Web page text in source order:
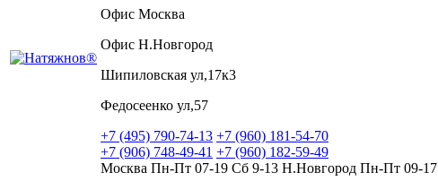
Офис Москва
Офис Н.Новгород
Шипиловская ул,17к3
Федосеенко ул,57
+7 (495) 790-74-13 +7 (960) 181-54-70
+7 (906) 748-49-41 +7 (960) 182-59-49
Москва Пн-Пт 07-19 Сб 9-13 Н.Новгород Пн-Пт 09-17